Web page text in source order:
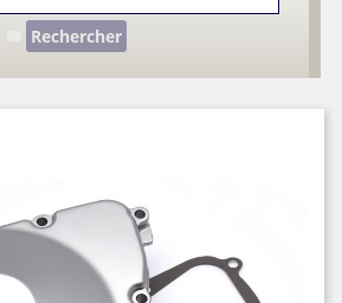
Rechercher